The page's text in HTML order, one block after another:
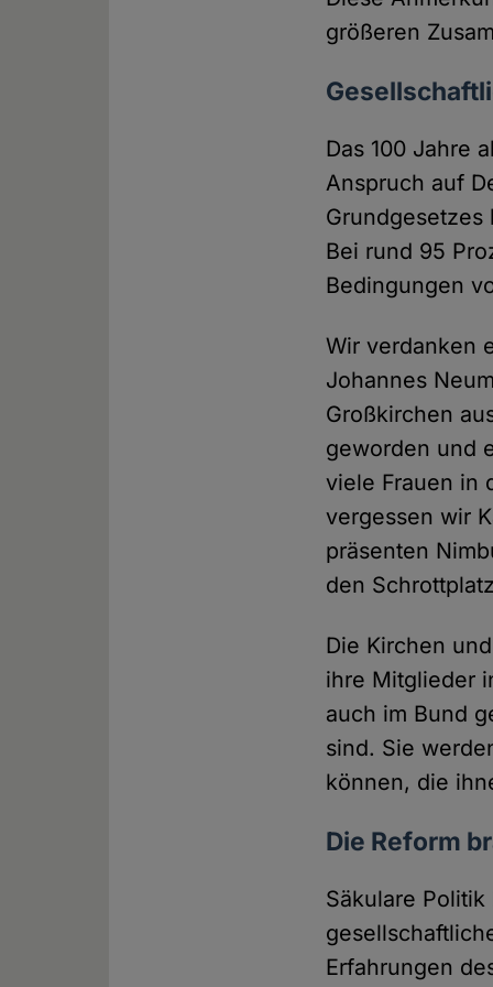
größeren
Das 100 Jahre
Anspruch auf
Grundgesetzes
Bei rund 95
Bedingungen
Wir verdanken
Johannes
Großkirchen
geworden und
viele Frauen in
vergessen wir
präsenten
den
Die Kirchen
ihre Mitglieder
auch im Bund
sind. Sie
können, die
Die Reform
Säkulare
Erfahrungen